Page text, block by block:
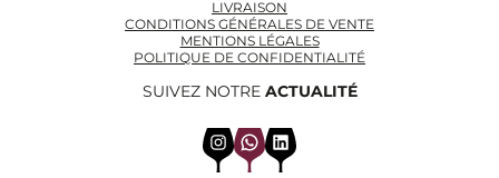
LIVRAISON
CONDITIONS GÉNÉRALES DE VENTE
MENTIONS LÉGALES
POLITIQUE DE CONFIDENTIALITÉ
SUIVEZ NOTRE ACTUALITÉ
InstagramWhatsApp LinkedIn